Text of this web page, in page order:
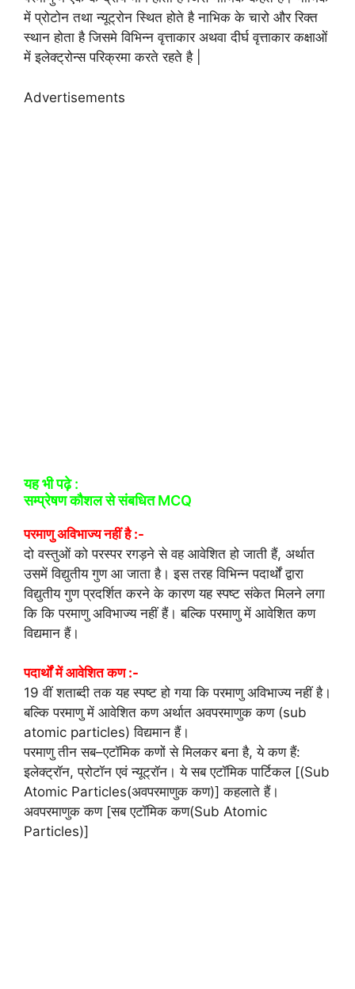
में प्रोटोन तथा न्यूट्रोन स्थित होते है नाभिक के चारो और रिक्त
स्थान होता है जिसमे विभिन्न वृत्ताकार अथवा दीर्घ वृत्ताकार कक्षाओं
में इलेक्ट्रोन्स परिक्रमा करते रहते है |
Advertisements
यह भी पढ़े :
सम्प्रेषण कौशल से संबधित MCQ
परमाणु अविभाज्य नहीं है :-
दो वस्तुओं को परस्पर रगड़ने से वह आवेशित हो जाती हैं, अर्थात
उसमें विद्युतीय गुण आ जाता है। इस तरह विभिन्न पदार्थों द्वारा
विद्युतीय गुण प्रदर्शित करने के कारण यह स्पष्ट संकेत मिलने लगा
कि कि परमाणु अविभाज्य नहीं हैं। बल्कि परमाणु में आवेशित कण
विद्यमान हैं।
पदार्थों में आवेशित कण :-
19 वीं शताब्दी तक यह स्पष्ट हो गया कि परमाणु अविभाज्य नहीं है।
बल्कि परमाणु में आवेशित कण अर्थात अवपरमाणुक कण (sub
atomic particles) विद्यमान हैं।
परमाणु तीन सब–एटॉमिक कणों से मिलकर बना है, ये कण हैं:
इलेक्ट्रॉन, प्रोटॉन एवं न्यूट्रॉन। ये सब एटॉमिक पार्टिकल [(Sub
Atomic Particles(अवपरमाणुक कण)] कहलाते हैं।
अवपरमाणुक कण [सब एटॉमिक कण(Sub Atomic
Particles)]